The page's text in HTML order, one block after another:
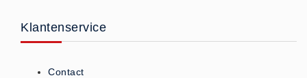
Inspectiecentrale
Ons Team
Nieuws
Klantenservice
Contact